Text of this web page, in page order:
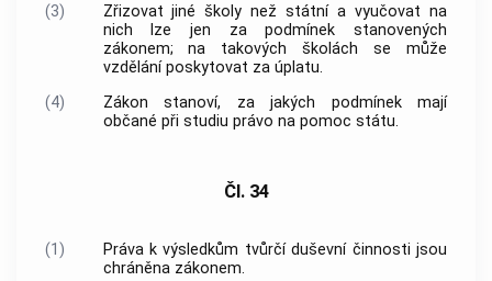
(3)
Zřizovat jiné školy než státní a vyučovat na
nich lze jen za podmínek stanovených
zákonem; na takových školách se může
vzdělání poskytovat za úplatu.
(4)
Zákon stanoví, za jakých podmínek mají
občané při studiu právo na pomoc státu.
Čl. 34
(1)
Práva k výsledkům tvůrčí duševní činnosti jsou
chráněna zákonem.